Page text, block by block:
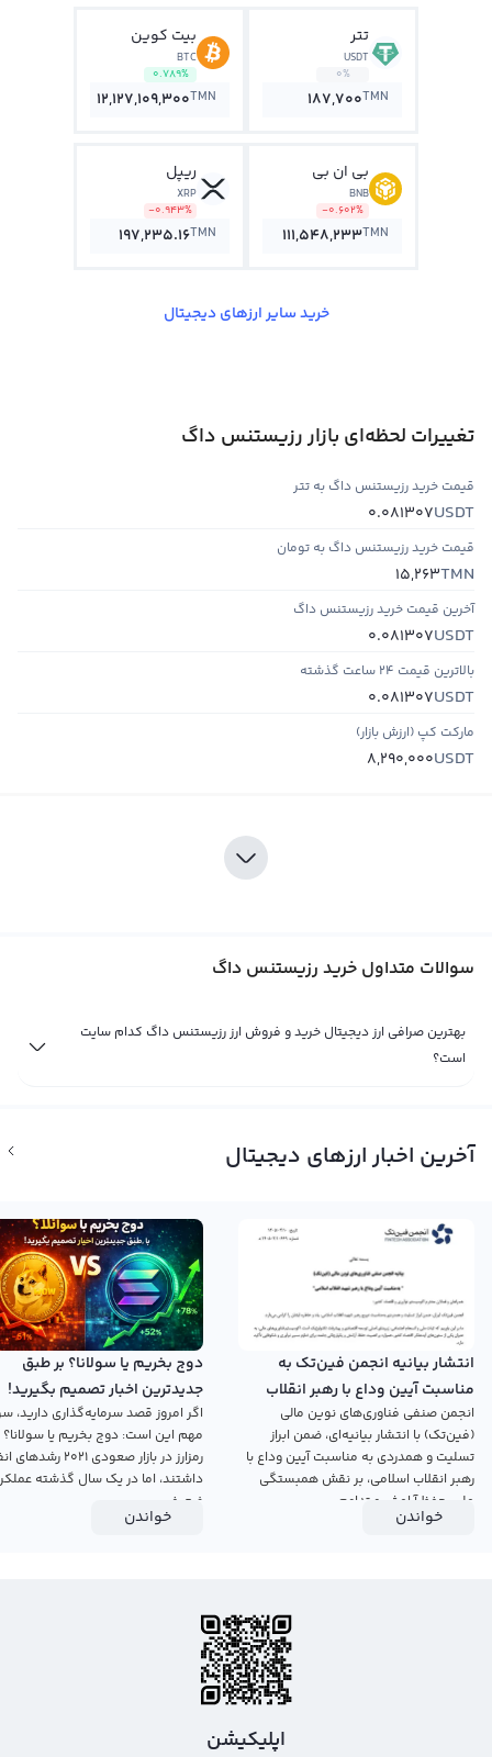
تتر
USDT
0%
187,700TMN
بیت کوین
BTC
0.789%
12,127,109,300TMN
بی ان بی
BNB
-0.602%
111,548,233TMN
ریپل
XRP
-0.943%
197,235.16TMN
خرید سایر ارزهای دیجیتال
تغییرات لحظه‌ای بازار رزیستنس داگ
قیمت خرید رزیستنس داگ به تتر
USDT
0.081307
قیمت خرید رزیستنس داگ به تومان
TMN
15,263
آخرین قیمت خرید رزیستنس داگ
USDT
0.081307
بالاترین قیمت ۲۴ ساعت گذشته
USDT
0.081307
مارکت کپ (ارزش بازار)
USDT
8,290,000
سوالات متداول خرید رزیستنس داگ
بهترین صرافی ارز دیجیتال خرید و فروش ارز رزیستنس داگ کدام سایت
است؟
آخرین اخبار ارزهای دیجیتال
انتشار بیانیه انجمن فین‌تک به
مناسبت آیین وداع با رهبر انقلاب
اسلامی
انجمن صنفی فناوری‌های نوین مالی
(فین‌تک) با انتشار بیانیه‌ای، ضمن ابراز
تسلیت و همدردی به مناسبت آیین وداع با
رهبر انقلاب اسلامی، بر نقش همبستگی
ملی، حفظ آرامش و تداوم...
خواندن
دوج بخریم یا سولانا؟ بر طبق
جدیدترین اخبار تصمیم بگیرید!
اگر امروز قصد سرمایه‌گذاری دارید،
مهم این است: دوج بخریم یا
رمزارز در بازار صعودی ۲۰۲۱
داشتند، اما در یک سال گذشته
ضعیفی...
خواندن
اپلیکیشن